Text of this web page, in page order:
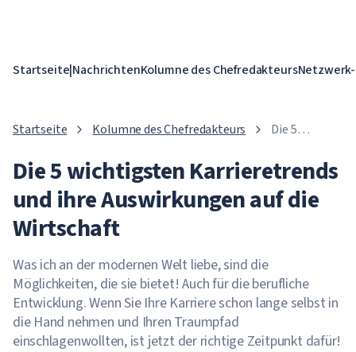
Startseite|NachrichtenKolumne des Chefredakteurs
Startseite Kolumne des Chefredakteurs
Die 5
Karrieretrends
und ihre
Auswirkungen
Die 5 wichtigsten Karrieretrends
und ihre Auswirkungen auf die
Wirtschaft
Was ich an der modernen Welt liebe, sind die
Möglichkeiten, die sie bietet! Auch für die berufliche
Entwicklung. Wenn Sie Ihre Karriere schon lange selbst in
die Hand nehmen und Ihren Traumpfad
einschlagenwollten, ist jetzt der richtige Zeitpunkt dafür!